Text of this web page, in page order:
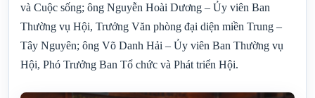
và Cuộc sống; ông Nguyễn Hoài Dương – Ủy viên Ban
Thường vụ Hội, Trưởng Văn phòng đại diện miền Trung –
Tây Nguyên; ông Võ Danh Hải – Ủy viên Ban Thường vụ
Hội, Phó Trưởng Ban Tổ chức và Phát triển Hội.